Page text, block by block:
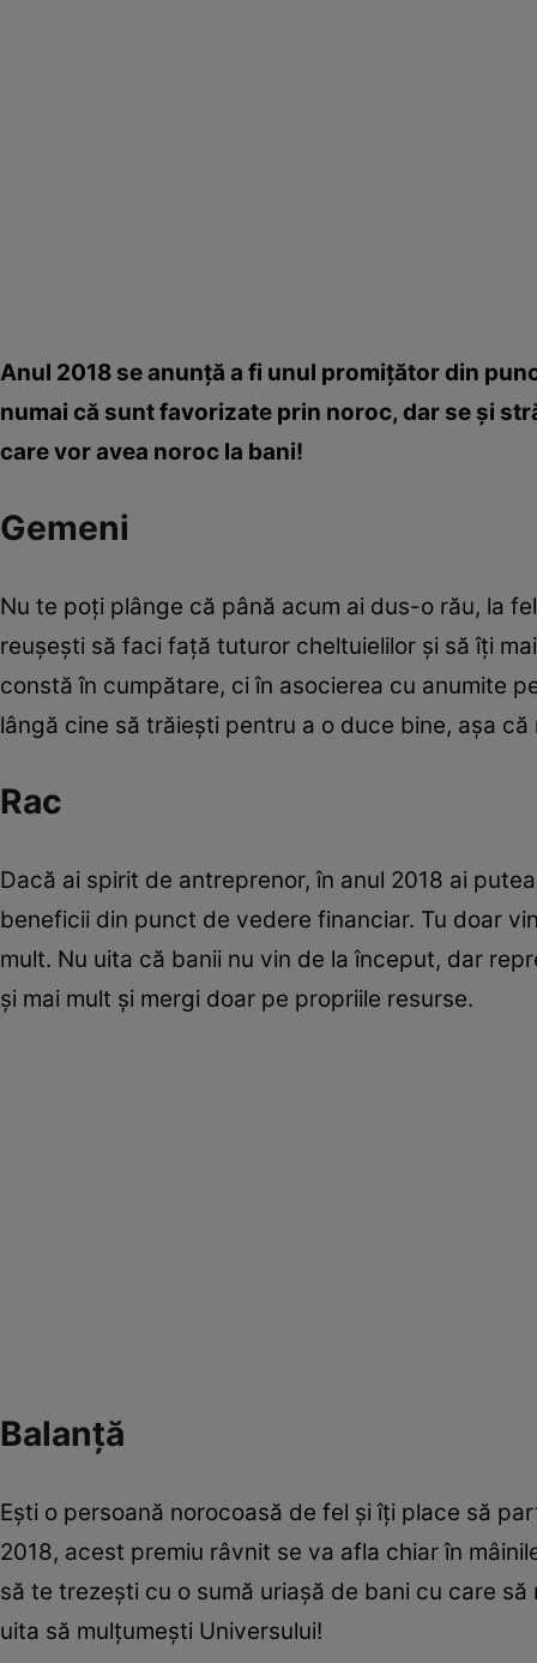
Anul 2018 se anunţă a fi unul promiţător din
numai că sunt favorizate prin noroc, dar se şi
care vor avea noroc la bani!
Gemeni
Nu te poţi plânge că până acum ai dus-o rău, la
reuşeşti să faci faţă tuturor cheltuielilor şi să îţi
constă în cumpătare, ci în asocierea cu anumite
lângă cine să trăieşti pentru a o duce bine, aşa
Rac
Dacă ai spirit de antreprenor, în anul 2018 ai
beneficii din punct de vedere financiar. Tu doar
mult. Nu uita că banii nu vin de la început, dar
şi mai mult şi mergi doar pe propriile resurse.
Balanţă
Eşti o persoană norocoasă de fel şi îţi place să
2018, acest premiu râvnit se va afla chiar în
să te trezeşti cu o sumă uriaşă de bani cu care
uita să mulţumeşti Universului!